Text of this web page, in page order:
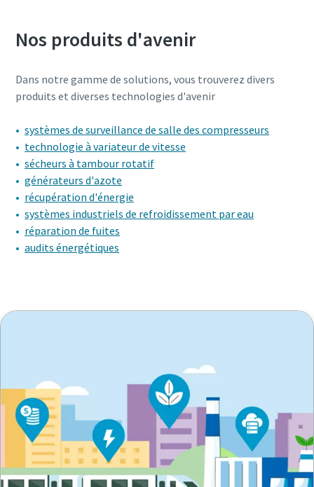
Nos produits d'avenir
Dans notre gamme de solutions, vous trouverez divers
produits et diverses technologies d'avenir
systèmes de surveillance de salle des compresseurs
technologie à variateur de vitesse
sécheurs à tambour rotatif
générateurs d'azote
récupération d'énergie
systèmes industriels de refroidissement par eau
réparation de fuites
audits énergétiques